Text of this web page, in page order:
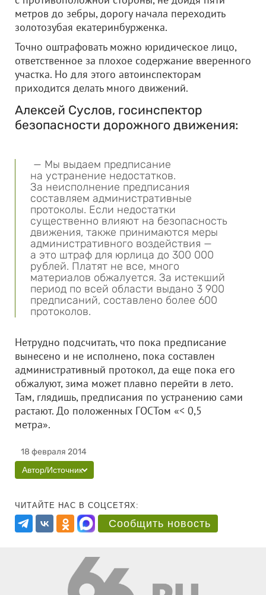
метров до зебры, дорогу начала переходить
золотозубая екатеринбурженка.
Точно оштрафовать можно юридическое лицо,
ответственное за плохое содержание вверенного
участка. Но для этого автоинспекторам
приходится делать много движений.
Алексей Суслов, госинспектор
безопасности дорожного движения:
— Мы выдаем предписание
на устранение недостатков.
За неисполнение предписания
составляем административные
протоколы. Если недостатки
существенно влияют на безопасность
движения, также принимаются меры
административного воздействия —
а это штраф для юрлица до 300 000
рублей. Платят не все, много
материалов обжалуется. За истекший
период по всей области выдано 3 900
предписаний, составлено более 600
протоколов.
Нетрудно подсчитать, что пока предписание
вынесено и не исполнено, пока составлен
административный протокол, да еще пока его
обжалуют, зима может плавно перейти в лето.
Там, глядишь, предписания по устранению сами
растают. До положенных ГОСТом «< 0,5
метра».
18 февраля 2014
Автор/Источник
ЧИТАЙТЕ НАС В СОЦСЕТЯХ:
Сообщить новость